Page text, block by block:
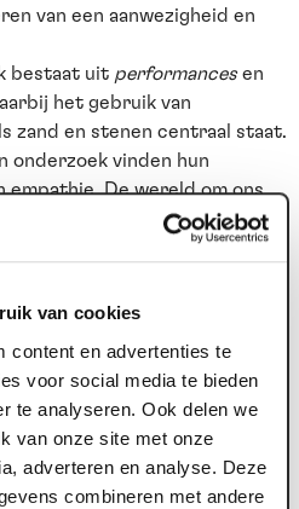
van cookies
content en advertenties te
voor social media te bieden
te analyseren. Ook delen we
van onze site met onze
adverteren en analyse. Deze
combineren met andere
van een aanwezigheid en
bestaat uit performancesen
het gebruik van
zand en stenen centraal staat.
onderzoek vinden hun
empathie. De wereld om ons
en in een gesprek is het
te zijn en te luisteren.
misschien nooit komen
en maker in en uit regio Venlo.
door improvisatie,
die vaak dichtbij Limburgs